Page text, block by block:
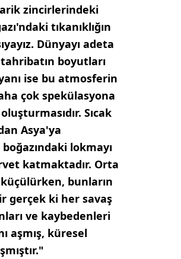
zincirlerindeki
tıkanıklığın
Dünyayı adeta
boyutları
ise bu atmosferin
çok spekülasyona
Sıcak
Asya'ya
lokmayı
katmaktadır. Orta
bunların
gerçek ki her savaş
ve kaybedenleri
aşmış, küresel